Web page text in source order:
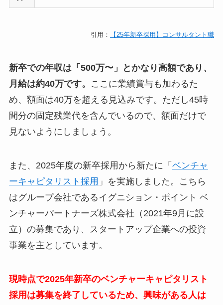
引用： 【25年新卒採用】コンサルタント職
新卒での年収は「500万〜」とかなり高額であり、
月給は約40万です。
ここに業績賞与も加わるた
め、額面は40万を超える見込みです。ただし45時
間分の固定残業代を含んでいるので、額面だけで
見ないようにしましょう。
また、2025年度の新卒採用から新たに「 ベンチャ
ーキャピタリスト採用 」を実施しました。こちら
はグループ会社であるイグニション・ポイント ベ
ンチャーパートナーズ株式会社（2021年9月に設
立）の募集であり、スタートアップ企業への投資
事業を主としています。
現時点で2025年新卒のベンチャーキャピタリスト
採用は募集を終了しているため、興味がある人は